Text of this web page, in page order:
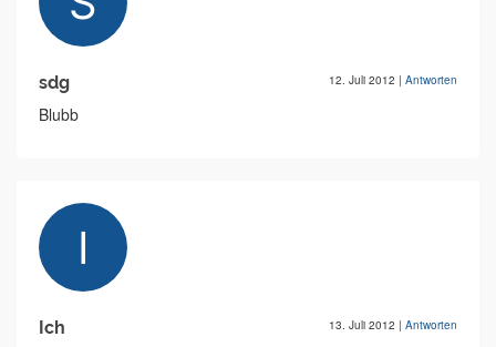
sdg 12. Juli 2012 | Antworten
Blubb
Ich 13. Juli 2012 | Antworten